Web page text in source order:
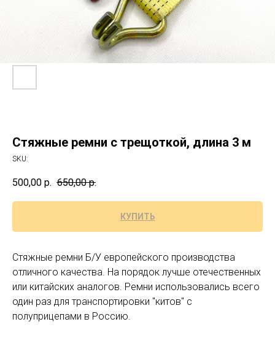
Стяжные ремни с трещоткой, длина 3 м
SKU:
500,00 р. 650,00 р.
КУПИТЬ
Стяжные ремни Б/У европейского производства
отличного качества. На порядок лучше отечественных
или китайских аналогов. Ремни использовались всего
один раз для транспортировки "китов" с
полуприцепами в Россию.